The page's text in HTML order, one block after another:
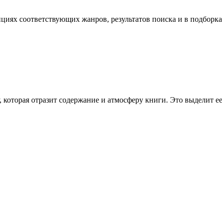
соответствующих жанров, результатов поиска и в
отразит содержание и атмосферу книги. Это выделит